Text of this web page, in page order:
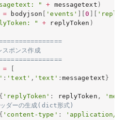
" + messagetext )
= bodyjson 'events' [0
" + replyToken )
ポンス作成
=
: 'text' , 'text' : messagetext }
{ 'replyToken' : replyToken ,
ダーの生成(dict形式)
{ 'content-type' : 'application/